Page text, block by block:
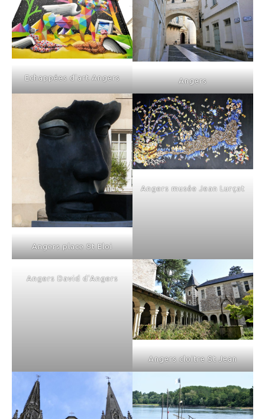
Echappées d'art Angers Angers
Angers place St Eloi
Angers musée Jean Lurçat
Angers David d'Angers
Angers cloitre St Jean